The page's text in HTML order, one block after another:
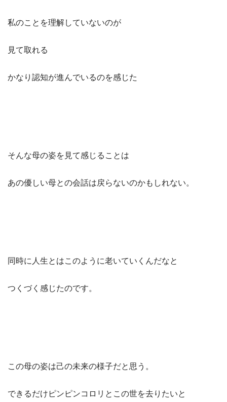
私のことを理解していないのが
見て取れる
かなり認知が進んでいるのを感じた
そんな母の姿を見て感じることは
あの優しい母との会話は戻らないのかもしれない。
同時に人生とはこのように老いていくんだなと
つくづく感じたのです。
この母の姿は己の未来の様子だと思う。
できるだけピンピンコロリとこの世を去りたいと